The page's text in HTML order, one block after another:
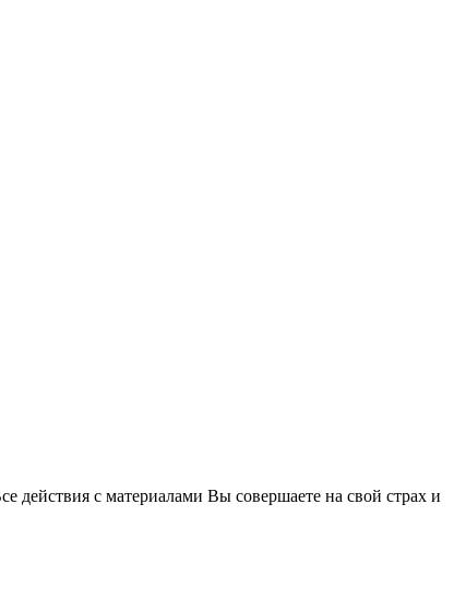
действия с материалами Вы совершаете на свой страх и